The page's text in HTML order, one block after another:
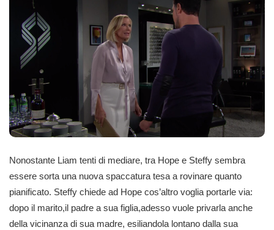
Nonostante Liam tenti di mediare, tra Hope e Steffy sembra
essere sorta una nuova spaccatura tesa a rovinare quanto
pianificato. Steffy chiede ad Hope cos’altro voglia portarle via:
dopo il marito,il padre a sua figlia,adesso vuole privarla anche
della vicinanza di sua madre, esiliandola lontano dalla sua